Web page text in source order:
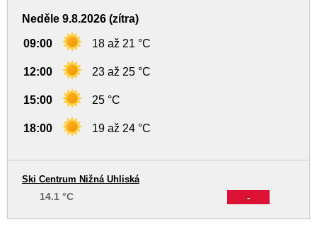
Neděle 9.8.2026 (zítra)
09:00 18 až 21 °C
12:00 23 až 25 °C
15:00 25 °C
18:00 19 až 24 °C
-
Ski Centrum Nižná Uhliská
14.1 °C